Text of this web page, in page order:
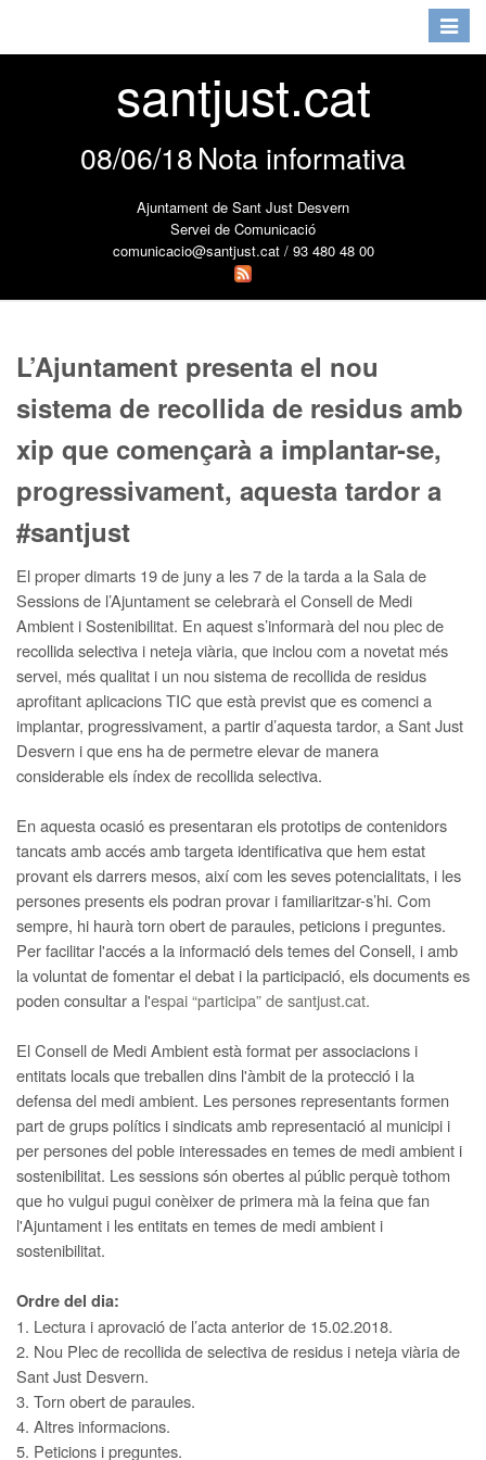
Toggle
santjust.cat
08/06/18Nota informativa
Ajuntament de Sant Just Desvern
Servei de Comunicació
comunicacio@santjust.cat / 93 480 48 00
L’Ajuntament presenta el nou
sistema de recollida de residus amb
xip que començarà a implantar-se,
progressivament, aquesta tardor a
#santjust
El proper dimarts 19 de juny a les 7 de la tarda a la Sala de
Sessions de l’Ajuntament se celebrarà el Consell de Medi
Ambient i Sostenibilitat. En aquest s’informarà del nou plec de
recollida selectiva i neteja viària, que inclou com a novetat més
servei, més qualitat i un nou sistema de recollida de residus
aprofitant aplicacions TIC que està previst que es comenci a
implantar, progressivament, a partir d’aquesta tardor, a Sant Just
Desvern i que ens ha de permetre elevar de manera
considerable els índex de recollida selectiva.
En aquesta ocasió es presentaran els prototips de contenidors
tancats amb accés amb targeta identificativa que hem estat
provant els darrers mesos, així com les seves potencialitats, i les
persones presents els podran provar i familiaritzar-s’hi. Com
sempre, hi haurà torn obert de paraules, peticions i preguntes.
Per facilitar l'accés a la informació dels temes del Consell, i amb
la voluntat de fomentar el debat i la participació, els documents es
poden consultar a l'espai “participa” de santjust.cat.
El Consell de Medi Ambient està format per associacions i
entitats locals que treballen dins l'àmbit de la protecció i la
defensa del medi ambient. Les persones representants formen
part de grups polítics i sindicats amb representació al municipi i
per persones del poble interessades en temes de medi ambient i
sostenibilitat. Les sessions són obertes al públic perquè tothom
que ho vulgui pugui conèixer de primera mà la feina que fan
l'Ajuntament i les entitats en temes de medi ambient i
sostenibilitat.
Ordre del dia:
1. Lectura i aprovació de l’acta anterior de 15.02.2018.
2. Nou Plec de recollida de selectiva de residus i neteja viària de
Sant Just Desvern.
3. Torn obert de paraules.
4. Altres informacions.
5. Peticions i preguntes.